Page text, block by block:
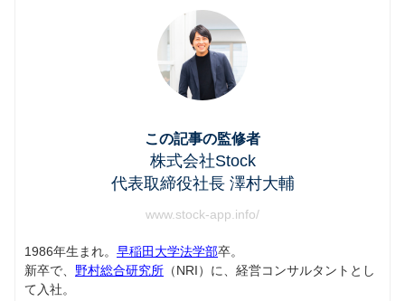
この記事の監修者
株式会社Stock
代表取締役社長 澤村大輔
www.stock-app.info/
1986年生まれ。 早稲田大学法学部卒。
新卒で、 野村総合研究所 （NRI）に、経営コンサルタントとし
て入社。